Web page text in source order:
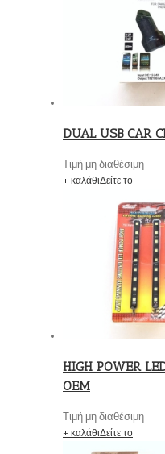
DUAL USB CAR
Τιμή μη διαθέσιμη
+ καλάθιΔείτε το
HIGH POWER
OEM
Τιμή μη διαθέσιμη
+ καλάθιΔείτε το